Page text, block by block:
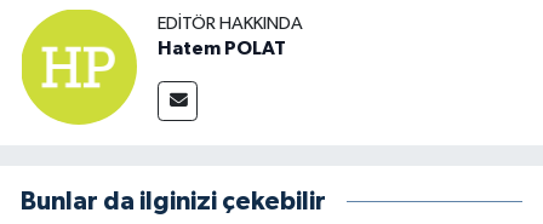
EDITÖR HAKKINDA
Hatem POLAT
Bunlar da ilginizi çekebilir